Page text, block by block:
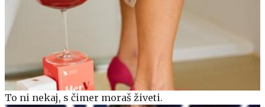
To ni nekaj, s čimer moraš živeti.